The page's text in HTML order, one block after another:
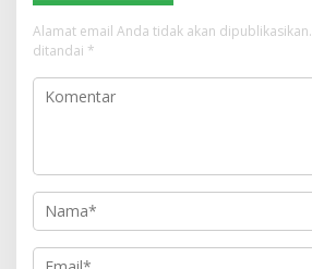
Alamat email Anda tidak akan dipublikasikan.
ditandai *